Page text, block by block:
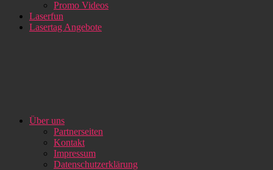
Promo Videos
Laserfun
Lasertag Angebote
Über uns
Partnerseiten
Kontakt
Impressum
Datenschutzerklärung